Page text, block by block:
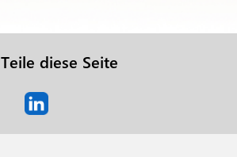
Teile diese Seite